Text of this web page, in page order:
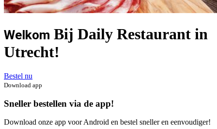
Welkom Bij Daily Restaurant in
Utrecht!
Bestel nu
Download app
Sneller bestellen via de app!
Download onze app voor Android en bestel sneller en eenvoudiger!